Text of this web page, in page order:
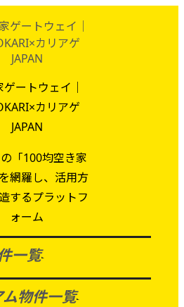
ートウェイ｜
カリアゲ
JAPAN
「100均空き家
網羅し、活用方
するプラットフ
ォーム
一覧
ム物件一覧